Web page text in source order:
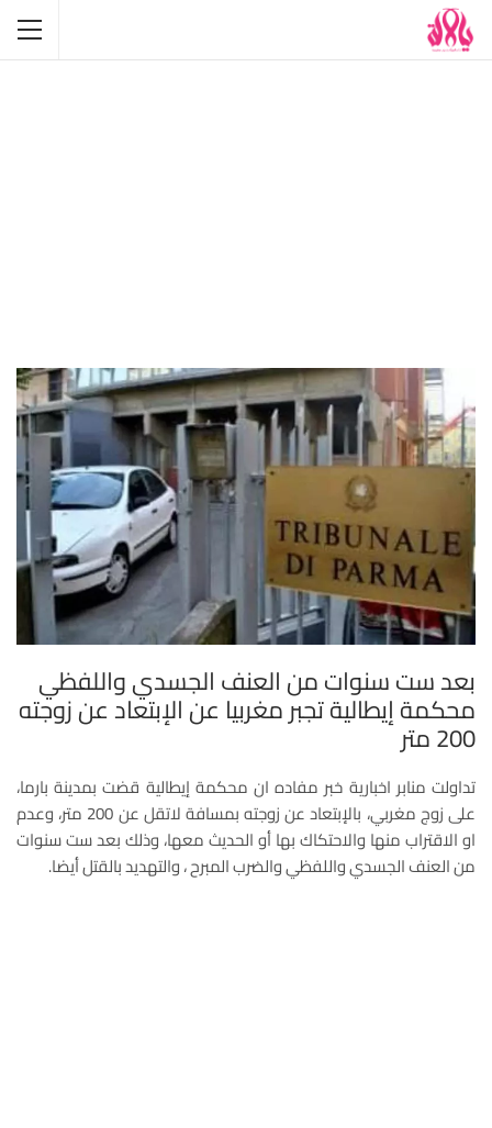
بعد ست سنوات من العنف الجسدي واللفظي
محكمة إيطالية تجبر مغربيا عن الإبتعاد عن زوجته
200 متر
تداولت منابر اخبارية خبر مفاده ان محكمة إيطالية قضت بمدينة بارما،
على زوج مغربي، بالإبتعاد عن زوجته بمسافة لاتقل عن 200 متر، وعدم
او الاقتراب منها والاحتكاك بها أو الحديث معها، وذلك بعد ست سنوات
من العنف الجسدي واللفظي والضرب المبرح ، والتهديد بالقتل أيضا.